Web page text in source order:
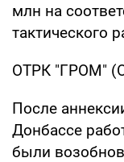
млн на
тактического
ОТРК "ГРОМ"
После
Донбассе
были